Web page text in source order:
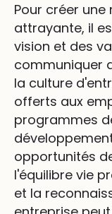
Pour créer
attrayante, il
vision et des
communiquer
la culture
offerts aux
programmes
opportunités
l'équilibre vie
et la